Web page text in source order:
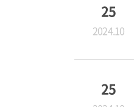
25
2024.10
25